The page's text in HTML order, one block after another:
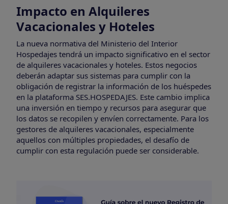
Impacto en Alquileres
Vacacionales y Hoteles
La nueva normativa del Ministerio del Interior
Hospedajes tendrá un impacto significativo en el sector
de alquileres vacacionales y hoteles. Estos negocios
deberán adaptar sus sistemas para cumplir con la
obligación de registrar la información de los huéspedes
en la plataforma SES.HOSPEDAJES. Este cambio implica
una inversión en tiempo y recursos para asegurar que
los datos se recopilen y envíen correctamente. Para los
gestores de alquileres vacacionales, especialmente
aquellos con múltiples propiedades, el desafío de
cumplir con esta regulación puede ser considerable.